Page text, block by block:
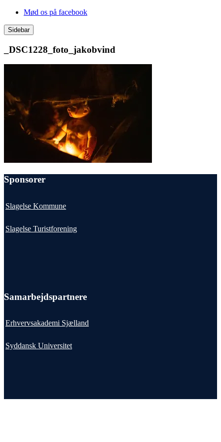
Videre
indhold
Mød os på facebook
Sidebar
_DSC1228_foto_jakobvind
Sponsorer
Slagelse Kommune
Slagelse Turistforening
Samarbejdspartnere
Erhvervsakademi Sjælland
Syddansk Universitet